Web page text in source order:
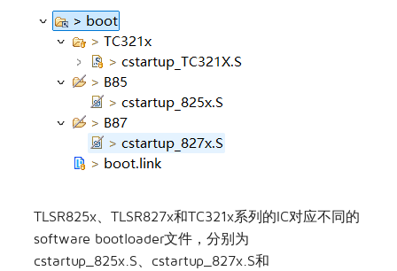
TLSR825x、TLSR827x和TC321x系列的IC对应不同的
software bootloader文件，分别为
cstartup_825x.S、cstartup_827x.S和